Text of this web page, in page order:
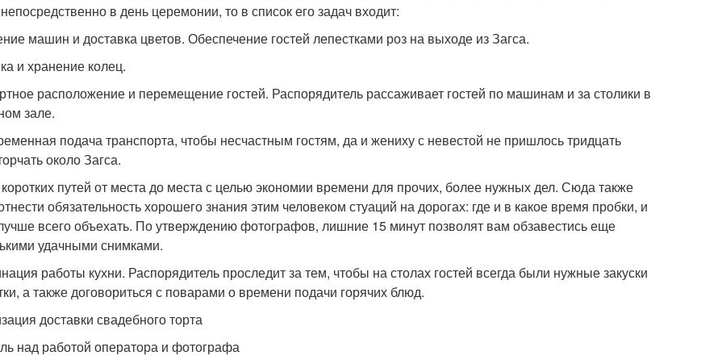
в день церемонии, то в список его задач входит:
машин и доставка цветов. Обеспечение гостей лепестками роз на выходе из Загса.
и хранение колец.
расположение и перемещение гостей. Распорядитель рассаживает гостей по машинам и за столики в
зале.
подача транспорта, чтобы несчастным гостям, да и жениху с невестой не пришлось тридцать
около Загса.
путей от места до места с целью экономии времени для прочих, более нужных дел. Сюда также
обязательность хорошего знания этим человеком стуаций на дорогах: где и в какое время пробки, и
всего объехать. По утверждению фотографов, лишние 15 минут позволят вам обзавестись еще
удачными снимками.
работы кухни. Распорядитель проследит за тем, чтобы на столах гостей всегда были нужные закуски
а также договориться с поварами о времени подачи горячих блюд.
доставки свадебного торта
над работой оператора и фотографа